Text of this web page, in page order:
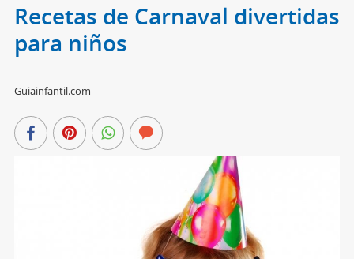
Recetas de Carnaval divertidas
para niños
Guiainfantil.com